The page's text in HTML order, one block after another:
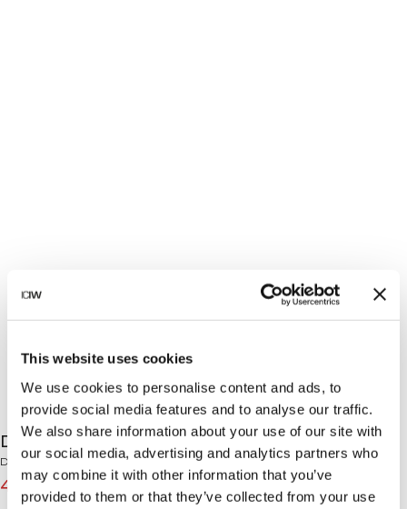
This website uses cookies
We use cookies to personalise content and ads, to
provide social media features and to analyse our traffic.
We also share information about your use of our site with
our social media, advertising and analytics partners who
may combine it with other information that you’ve
provided to them or that they’ve collected from your use
Define Seamless V-Shape Tights Black
Define Seamless Collection
48€69€